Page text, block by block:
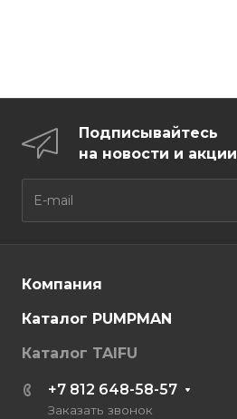
Подписывайтесь
на новости и акции
Компания
Каталог PUMPMAN
Каталог TAIFU
+7 812 648-58-57
Заказать звонок